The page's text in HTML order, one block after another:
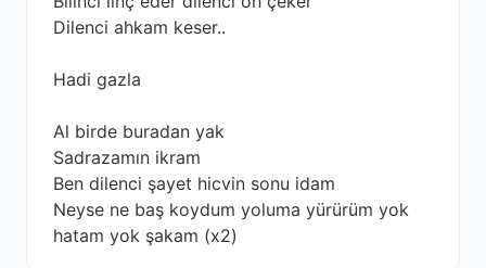
Dilenci ahkam keser..
Hadi gazla
Al birde buradan yak
Sadrazamın ikram
Ben dilenci şayet hicvin sonu idam
Neyse ne baş koydum yoluma yürürüm yok
hatam yok şakam (x2)